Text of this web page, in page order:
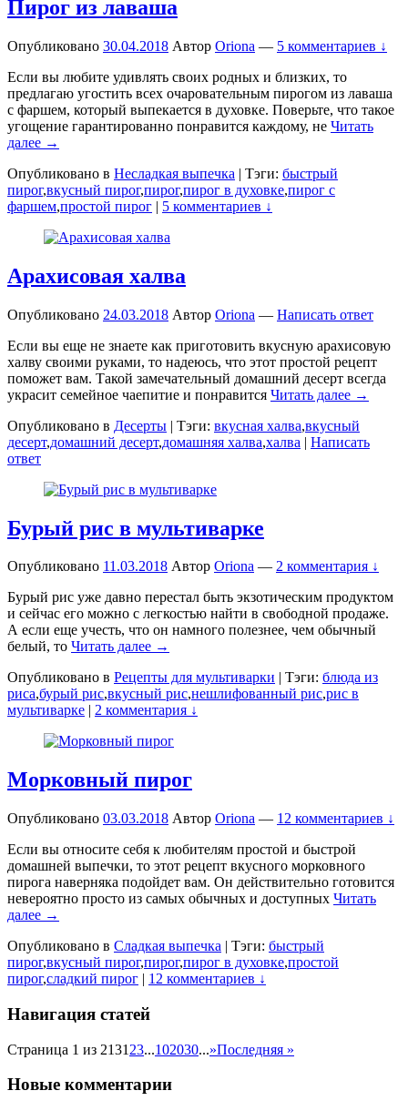
Пирог из лаваша
Опубликовано 30.04.2018 Автор Oriona — 5 комментариев ↓
Если вы любите удивлять своих родных и близких, то
предлагаю угостить всех очаровательным пирогом из лаваша
с фаршем, который выпекается в духовке. Поверьте, что такое
угощение гарантированно понравится каждому, не Читать
далее →
Опубликовано в Несладкая выпечка | Тэги: быстрый
пирог,вкусный пирог,пирог,пирог в духовке,пирог с
фаршем,простой пирог | 5 комментариев ↓
Арахисовая халва
Опубликовано 24.03.2018 Автор Oriona — Написать ответ
Если вы еще не знаете как приготовить вкусную арахисовую
халву своими руками, то надеюсь, что этот простой рецепт
поможет вам. Такой замечательный домашний десерт всегда
украсит семейное чаепитие и понравится Читать далее →
Опубликовано в Десерты | Тэги: вкусная халва,вкусный
десерт,домашний десерт,домашняя халва,халва | Написать
ответ
Бурый рис в мультиварке
Опубликовано 11.03.2018 Автор Oriona — 2 комментария ↓
Бурый рис уже давно перестал быть экзотическим продуктом
и сейчас его можно с легкостью найти в свободной продаже.
А если еще учесть, что он намного полезнее, чем обычный
белый, то Читать далее →
Опубликовано в Рецепты для мультиварки | Тэги: блюда из
риса,бурый рис,вкусный рис,нешлифованный рис,рис в
мультиварке | 2 комментария ↓
Морковный пирог
Опубликовано 03.03.2018 Автор Oriona — 12 комментариев ↓
Если вы относите себя к любителям простой и быстрой
домашней выпечки, то этот рецепт вкусного морковного
пирога наверняка подойдет вам. Он действительно готовится
невероятно просто из самых обычных и доступных Читать
далее →
Опубликовано в Сладкая выпечка | Тэги: быстрый
пирог,вкусный пирог,пирог,пирог в духовке,простой
пирог,сладкий пирог | 12 комментариев ↓
Навигация статей
Страница 1 из 2131 23...102030...»Последняя »
Новые комментарии